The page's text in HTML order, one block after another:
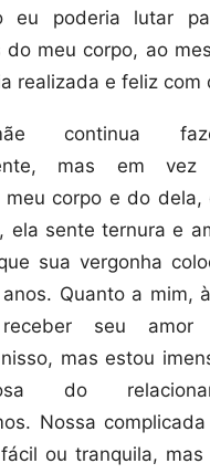
eu poderia lutar
do meu corpo, ao
realizada e feliz com
continua
mas em
meu corpo e do dela,
ela sente ternura e
sua vergonha
Quanto a mim,
seu amor
mas estou
do
Nossa
ou tranquila, mas